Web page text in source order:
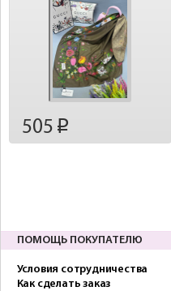
505 p
ПОМОЩЬ ПОКУПАТЕЛЮ
Условия сотрудничества
Как сделать заказ